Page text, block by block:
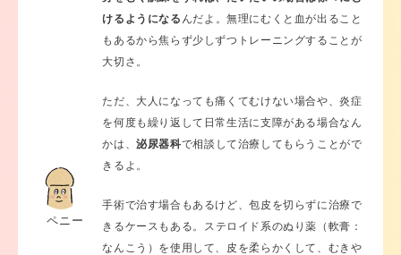
ペニー
けるようになる んだよ。無理にむくと血が出ること
もあるから焦らず少しずつトレーニングすることが
大切さ。
ただ、大人になっても痛くてむけない場合や、炎症
を何度も繰り返して日常生活に支障がある場合なん
かは、泌尿器科で相談して治療してもらうことがで
きるよ。
手術で治す場合もあるけど、包皮を切らずに治療で
きるケースもある。
ステロイド系のぬり薬（軟膏：
なんこう）を使用して、皮を柔らかくして、むきや